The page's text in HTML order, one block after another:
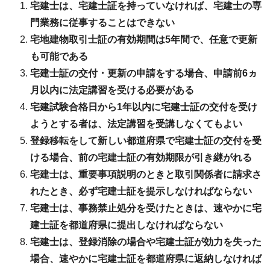
宅建士は、宅建士証を持っていなければ、宅建士の専
門業務に従事することはできない
宅地建物取引士証の有効期間は5年間で、任意で更新
も可能である
宅建士証の交付・更新の申請をする場合、申請前6ヵ
月以内に法定講習を受ける必要がある
宅建試験合格日から1年以内に宅建士証の交付を受け
ようとする者は、法定講習を受講しなくてもよい
登録移転をして新しい都道府県で宅建士証の交付を受
ける場合、前の宅建士証の有効期限が引き継がれる
宅建士は、重要事項説明のときと取引関係者に請求さ
れたとき、必ず宅建士証を提示しなければならない
宅建士は、事務禁止処分を受けたときは、速やかに宅
建士証を都道府県に提出しなければならない
宅建士は、登録消除の場合や宅建士証が効力を失った
場合、速やかに宅建士証を都道府県に返納しなければ